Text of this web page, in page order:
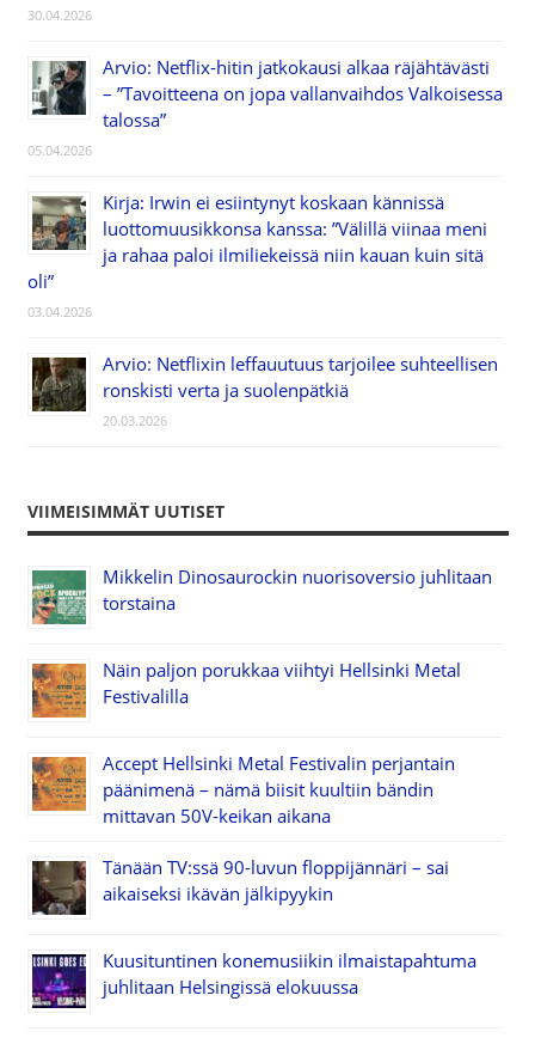
30.04.2026
Arvio: Netflix-hitin jatkokausi alkaa räjähtävästi
– ”Tavoitteena on jopa vallanvaihdos Valkoisessa
talossa”
05.04.2026
Kirja: Irwin ei esiintynyt koskaan kännissä
luottomuusikkonsa kanssa: ”Välillä viinaa meni
ja rahaa paloi ilmiliekeissä niin kauan kuin sitä
oli”
03.04.2026
Arvio: Netflixin leffauutuus tarjoilee suhteellisen
ronskisti verta ja suolenpätkiä
20.03.2026
VIIMEISIMMÄT UUTISET
Mikkelin Dinosaurockin nuorisoversio juhlitaan
torstaina
Näin paljon porukkaa viihtyi Hellsinki Metal
Festivalilla
Accept Hellsinki Metal Festivalin perjantain
päänimenä – nämä biisit kuultiin bändin
mittavan 50V-keikan aikana
Tänään TV:ssä 90-luvun floppijännäri – sai
aikaiseksi ikävän jälkipyykin
Kuusituntinen konemusiikin ilmaistapahtuma
juhlitaan Helsingissä elokuussa